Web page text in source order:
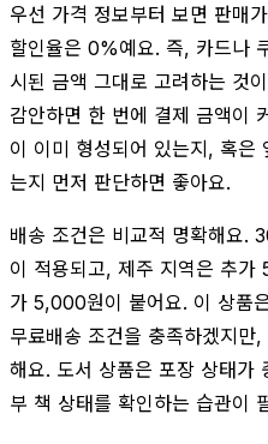
우선 가격 정보부터 보면 판매
할인율은 0%예요. 즉, 카드나
시된 금액 그대로 고려하는 것
감안하면 한 번에 결제 금액이
이 이미 형성되어 있는지, 혹은
는지 먼저 판단하면 좋아요.
배송 조건은 비교적 명확해요.
이 적용되고, 제주 지역은 추
가 5,000원이 붙어요. 이 상품
무료배송 조건을 충족하겠지만
해요. 도서 상품은 포장 상태가
부 책 상태를 확인하는 습관이